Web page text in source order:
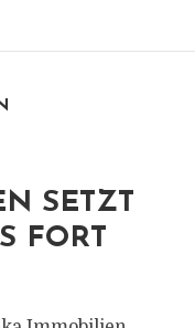
SETZT
FORT